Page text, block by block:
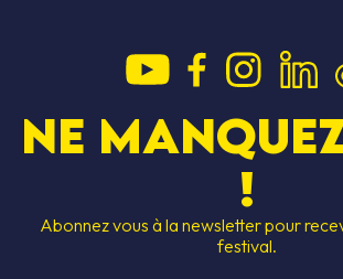
Ne
!
Abonnez vous à la newsletter pour
festival.